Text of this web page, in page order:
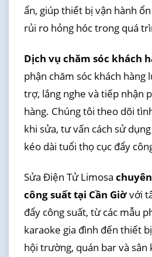
ẩn, giúp thiết bị vận hành
rủi ro hỏng hóc trong quá
Dịch vụ chăm sóc khách
phận chăm sóc khách hàng
trợ, lắng nghe và tiếp nhận
hàng. Chúng tôi theo dõi
khi sửa, tư vấn cách sử
kéo dài tuổi thọ cục đẩy
Sửa Điện Tử Limosa
công suất tại Cần Giờvới
đẩy công suất, từ các mẫu
karaoke gia đình đến thiết
hội trường, quán bar và sân